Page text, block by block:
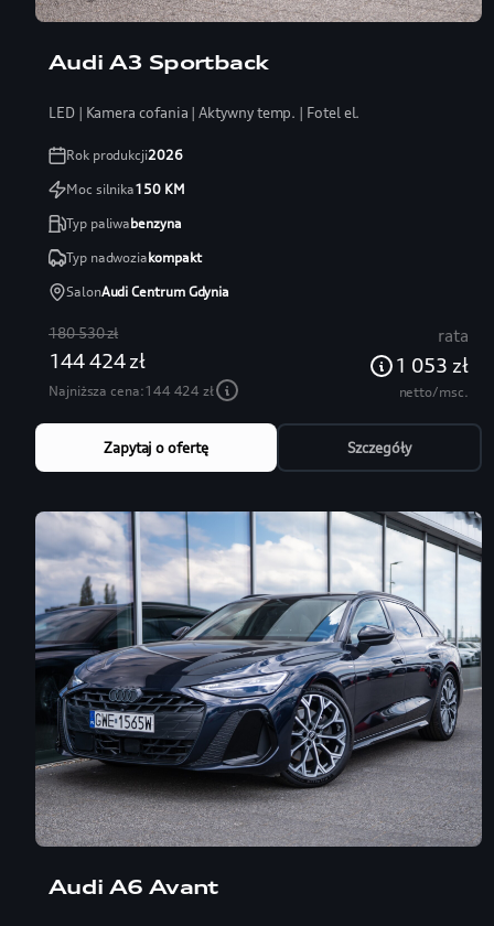
Audi A3 Sportback
LED | Kamera cofania | Aktywny temp. | Fotel el.
Rok produkcji2026
Moc silnika150KM
Typ paliwabenzyna
Typ nadwoziakompakt
SalonAudi Centrum Gdynia
180 530 zł
144 424 zł
Najniższa cena:144 424 zł
rata
1 053 zł
netto/msc.
Zapytaj o ofertę Szczegóły
Audi A6 Avant